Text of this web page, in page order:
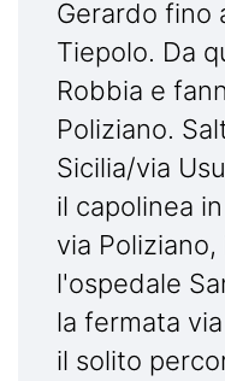
Gerardo fino
Tiepolo. Da
Robbia e
Poliziano.
Sicilia/via
il capolinea
via
l'ospedale
la fermata
il solito